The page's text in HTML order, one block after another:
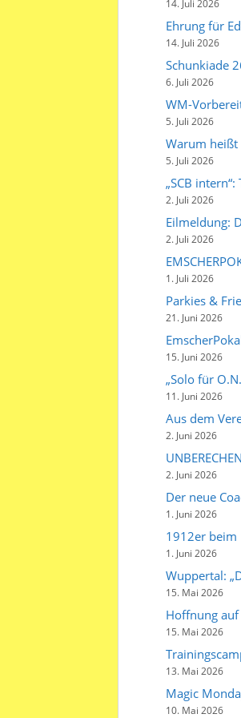
14. Juli 2026
Ehrung für
14. Juli 2026
Schunkiade
6. Juli 2026
WM-
5. Juli 2026
Warum heißt
5. Juli 2026
„SCB
2. Juli 2026
Eilmeldung:
2. Juli 2026
1. Juli 2026
Parkies &
21. Juni 2026
15. Juni 2026
„Solo für
11. Juni 2026
Aus dem
2. Juni 2026
2. Juni 2026
Der neue
1. Juni 2026
1912er beim
1. Juni 2026
Wuppertal:
15. Mai 2026
Hoffnung
15. Mai 2026
13. Mai 2026
Magic
10. Mai 2026